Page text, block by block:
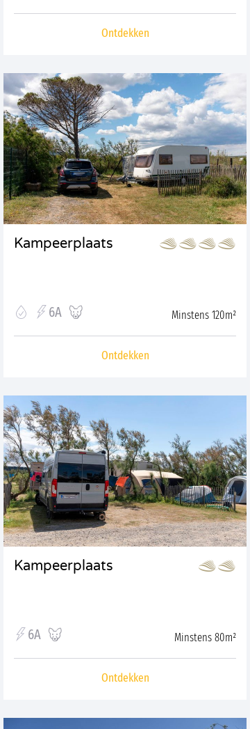
Ontdekken
Kampeerplaats
6A Minstens 120m²
Ontdekken
Kampeerplaats
6A Minstens 80m²
Ontdekken